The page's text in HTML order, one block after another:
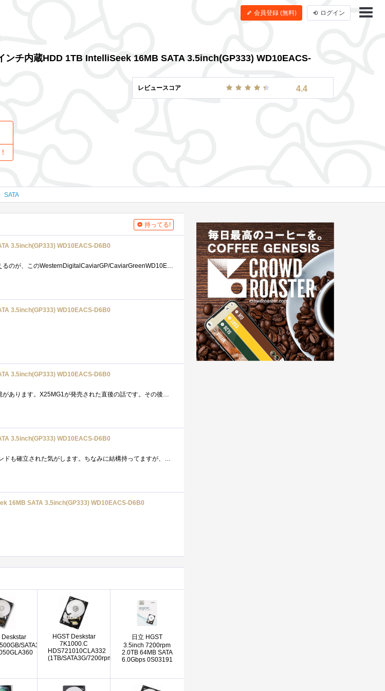
会員登録 (無料) ログイン
レビュースコア 4.4
ンチ内蔵HDD 1TB IntelliSeek 16MB SATA 3.5inch(GP333) WD10EACS-
SATA
持ってる!
3.5inch(GP333) WD10EACS-D6B0
1TBのHDDを一般ユーザーにとって身近にした最大の立役者といえるのが、このWesternDigitalCaviarGP/CaviarGreenWD10EACSシリーズではなかったかと思います。�...
3.5inch(GP333) WD10EACS-D6B0
3.5inch(GP333) WD10EACS-D6B0
確か、これを9万円で買ったらIntelのX25-M80GBが付いてきた記憶があります。X25MG1が発売された直後の話です。その後、HDD単体でも購入していますが�...
3.5inch(GP333) WD10EACS-D6B0
GBの世界からTBの世界への変革を行った名機。これでWDのブランドも確立された気がします。ちなみに結構持ってますが、1台は不良セクタを出して�...
16MB SATA 3.5inch(GP333) WD10EACS-D6B0
Deskstar
SATA3G/7200rpm/16MB)
HGST Deskstar
7K1000.C
HDS721010CLA332
(1TB/SATA3G/7200rpm/32MB)
日立 HGST
3.5inch 7200rpm
2.0TB 64MB SATA
6.0Gbps 0S03191